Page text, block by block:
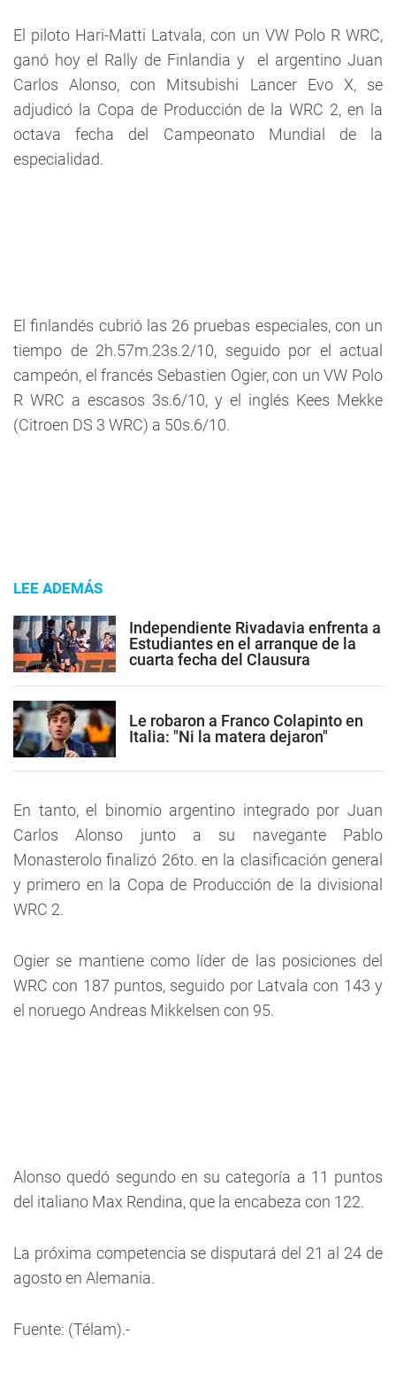
El piloto Hari-Matti Latvala, con un VW Polo R WRC,
ganó hoy el Rally de Finlandia y el argentino Juan
Carlos Alonso, con Mitsubishi Lancer Evo X, se
adjudicó la Copa de Producción de la WRC 2, en la
octava fecha del Campeonato Mundial de la
especialidad.
El finlandés cubrió las 26 pruebas especiales, con un
tiempo de 2h.57m.23s.2/10, seguido por el actual
campeón, el francés Sebastien Ogier, con un VW Polo
R WRC a escasos 3s.6/10, y el inglés Kees Mekke
(Citroen DS 3 WRC) a 50s.6/10.
LEE ADEMÁS
Independiente Rivadavia enfrenta a
Estudiantes en el arranque de la
cuarta fecha del Clausura
Le robaron a Franco Colapinto en
Italia: "Ni la matera dejaron"
En tanto, el binomio argentino integrado por Juan
Carlos Alonso junto a su navegante Pablo
Monasterolo finalizó 26to. en la clasificación general
y primero en la Copa de Producción de la divisional
WRC 2.
Ogier se mantiene como líder de las posiciones del
WRC con 187 puntos, seguido por Latvala con 143 y
el noruego Andreas Mikkelsen con 95.
Alonso quedó segundo en su categoría a 11 puntos
del italiano Max Rendina, que la encabeza con 122.
La próxima competencia se disputará del 21 al 24 de
agosto en Alemania.
Fuente: (Télam).-